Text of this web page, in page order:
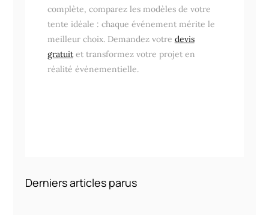
complète, comparez les modèles de votre
tente idéale : chaque événement mérite le
meilleur choix. Demandez votre devis
gratuitet transformez votre projet en
réalité événementielle.
Derniers articles parus